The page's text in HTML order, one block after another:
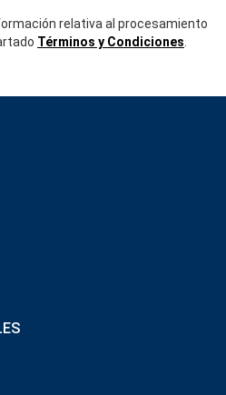
relativa al procesamiento
Términos y Condiciones